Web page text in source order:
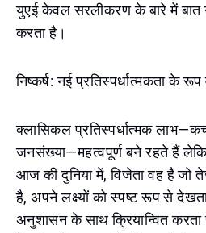
युएई केवल सरलीकरण के बारे में बात
करता है।
निष्कर्ष: नई प्रतिस्पर्धात्मकता के रूप
क्लासिकल प्रतिस्पर्धात्मक
जनसंख्या—महत्वपूर्ण बने रहते हैं
आज की दुनिया में, विजेता वह है जो
है, अपने लक्ष्यों को स्पष्ट रूप से
अनुशासन के साथ क्रियान्वित